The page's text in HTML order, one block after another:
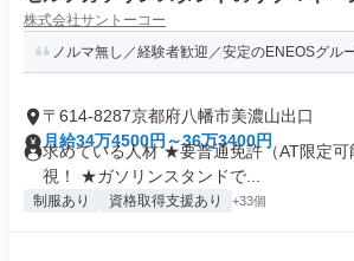
株式会社サントーコー
ノルマ無し／経験者歓迎／安定のENEOSグル
〒614-8287京都府八幡市美濃山出口
月給34万4500円～36万3400円
求めている人材 ★要普通免許（AT限定
視！ ★ガソリンスタンドで...
制服あり 資格取得支援あり +33個